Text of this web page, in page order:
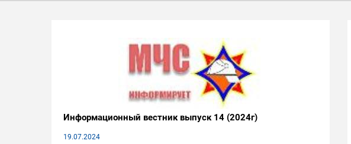
Информационный вестник выпуск 14 (2024г)
19.07.2024